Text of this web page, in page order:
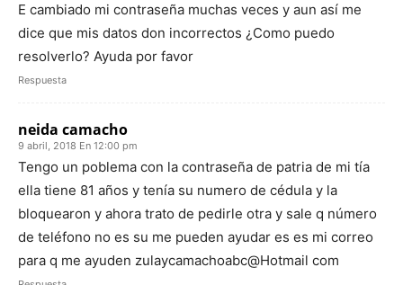
E cambiado mi contraseña muchas veces y aun así me
dice que mis datos don incorrectos ¿Como puedo
resolverlo? Ayuda por favor
Respuesta
neida camacho
9 abril, 2018 En 12:00 pm
Tengo un poblema con la contraseña de patria de mi tía
ella tiene 81 años y tenía su numero de cédula y la
bloquearon y ahora trato de pedirle otra y sale q número
de teléfono no es su me pueden ayudar es es mi correo
para q me ayuden zulaycamachoabc@Hotmail com